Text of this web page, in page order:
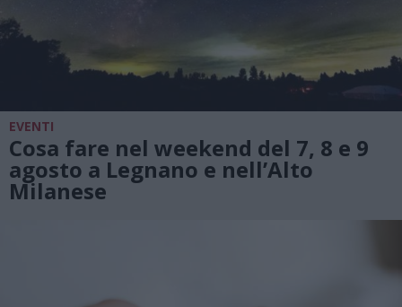
EVENTI
Cosa fare nel weekend del 7, 8 e 9
agosto a Legnano e nell’Alto
Milanese